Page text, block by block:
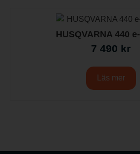
HUSQVARNA 440
7 490 kr
Läs mer